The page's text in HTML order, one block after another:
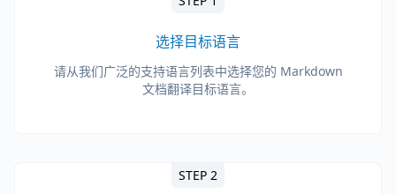
选择目标语言
请从我们广泛的支持语言列表中选择您的 Markdown
文档翻译目标语言。
STEP 2